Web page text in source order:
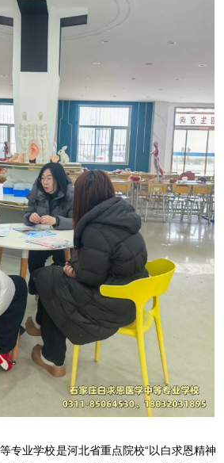
业学校是河北省重点院校“以白求恩精神